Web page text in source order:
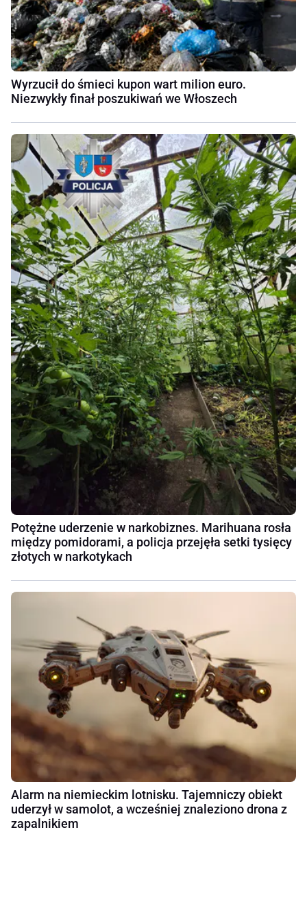
Wyrzucił do śmieci kupon wart milion euro.
Niezwykły finał poszukiwań we Włoszech
Potężne uderzenie w narkobiznes. Marihuana rosła
między pomidorami, a policja przejęła setki tysięcy
złotych w narkotykach
Alarm na niemieckim lotnisku. Tajemniczy obiekt
uderzył w samolot, a wcześniej znaleziono drona z
zapalnikiem